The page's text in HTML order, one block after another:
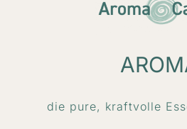
die pure, kraftvolle